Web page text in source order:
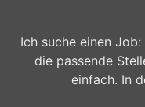
Ich suche einen
die passende
einfach. In